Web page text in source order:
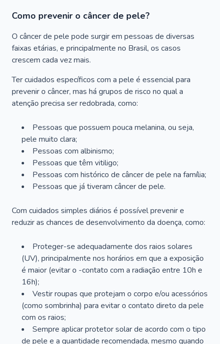
Como prevenir o câncer de pele?
O câncer de pele pode surgir em pessoas de diversas
faixas etárias, e principalmente no Brasil, os casos
crescem cada vez mais.
Ter cuidados específicos com a pele é essencial para
prevenir o câncer, mas há grupos de risco no qual a
atenção precisa ser redobrada, como:
Pessoas que possuem pouca melanina, ou seja,
pele muito clara;
Pessoas com albinismo;
Pessoas que têm vitiligo;
Pessoas com histórico de câncer de pele na família;
Pessoas que já tiveram câncer de pele.
Com cuidados simples diários é possível prevenir e
reduzir as chances de desenvolvimento da doença, como:
Proteger-se adequadamente dos raios solares
(UV), principalmente nos horários em que a exposição
é maior (evitar o -contato com a radiação entre 10h e
16h);
Vestir roupas que protejam o corpo e/ou acessórios
(como sombrinha) para evitar o contato direto da pele
com os raios;
Sempre aplicar protetor solar de acordo com o tipo
de pele e a quantidade recomendada, mesmo quando